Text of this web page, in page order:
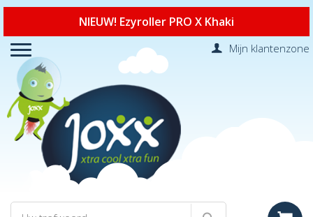
NIEUW! Ezyroller PRO X Khaki
Mijn klantenzone